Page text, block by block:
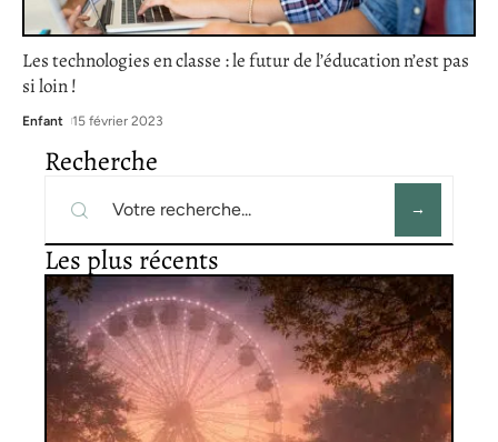
Les technologies en classe : le futur de l’éducation n’est pas
si loin !
Enfant 15 février 2023
Recherche
Les plus récents